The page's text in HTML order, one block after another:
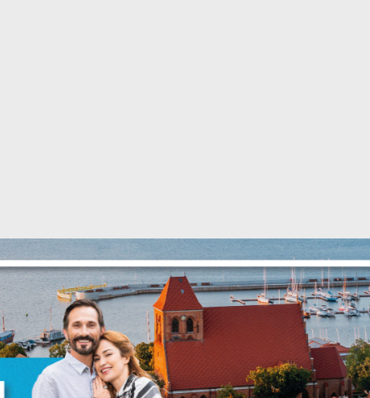
Twoją prywatność. Możesz zmienić ustawienia cookies lub
je wszystkie. W dowolnym momencie możesz dokonać zmiany
ustawień.